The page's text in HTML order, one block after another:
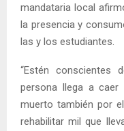
mandataria local
la presencia y
las y los estudiantes.
“Estén conscientes
persona llega a
muerto también por
rehabilitar mil que